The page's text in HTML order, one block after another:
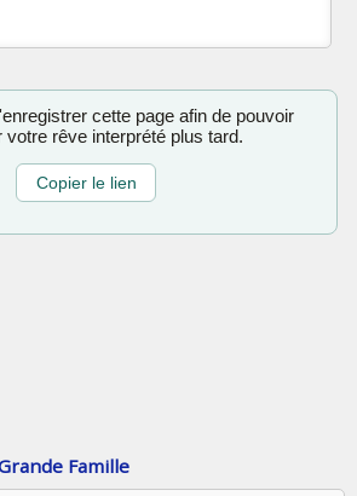
cette page afin de pouvoir
votre rêve interprété plus tard.
Copier le lien
Famille